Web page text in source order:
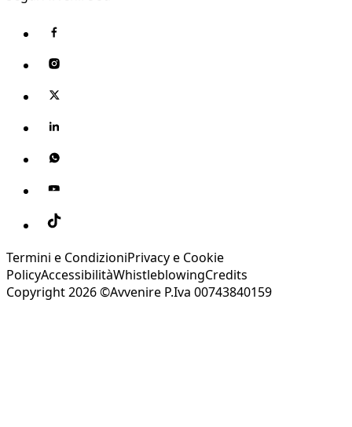
Termini e CondizioniPrivacy e Cookie
PolicyAccessibilitàWhistleblowingCredits
Copyright 2026 ©Avvenire P.Iva 00743840159